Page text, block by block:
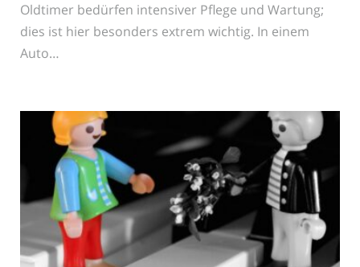
Oldtimer bedürfen intensiver Pflege und Wartung;
dies ist hier besonders extrem wichtig. In einem
Auto…